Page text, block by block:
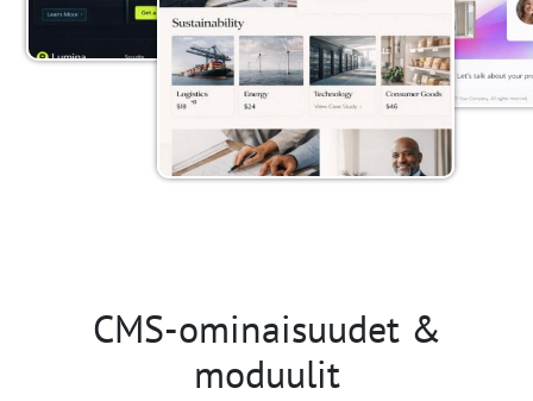
CMS-ominaisuudet &
moduulit